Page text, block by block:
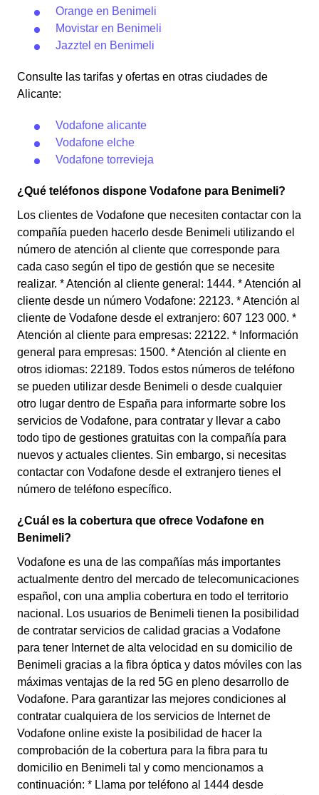
Orange en Benimeli
Movistar en Benimeli
Jazztel en Benimeli
Consulte las tarifas y ofertas en otras ciudades de
Alicante:
Vodafone alicante
Vodafone elche
Vodafone torrevieja
¿Qué teléfonos dispone Vodafone para Benimeli?
Los clientes de Vodafone que necesiten contactar con la
compañía pueden hacerlo desde Benimeli utilizando el
número de atención al cliente que corresponde para
cada caso según el tipo de gestión que se necesite
realizar. * Atención al cliente general: 1444. * Atención al
cliente desde un número Vodafone: 22123. * Atención al
cliente de Vodafone desde el extranjero: 607 123 000. *
Atención al cliente para empresas: 22122. * Información
general para empresas: 1500. * Atención al cliente en
otros idiomas: 22189. Todos estos números de teléfono
se pueden utilizar desde Benimeli o desde cualquier
otro lugar dentro de España para informarte sobre los
servicios de Vodafone, para contratar y llevar a cabo
todo tipo de gestiones gratuitas con la compañía para
nuevos y actuales clientes. Sin embargo, si necesitas
contactar con Vodafone desde el extranjero tienes el
número de teléfono específico.
¿Cuál es la cobertura que ofrece Vodafone en
Benimeli?
Vodafone es una de las compañías más importantes
actualmente dentro del mercado de telecomunicaciones
español, con una amplia cobertura en todo el territorio
nacional. Los usuarios de Benimeli tienen la posibilidad
de contratar servicios de calidad gracias a Vodafone
para tener Internet de alta velocidad en su domicilio de
Benimeli gracias a la fibra óptica y datos móviles con las
máximas ventajas de la red 5G en pleno desarrollo de
Vodafone. Para garantizar las mejores condiciones al
contratar cualquiera de los servicios de Internet de
Vodafone online existe la posibilidad de hacer la
comprobación de la cobertura para la fibra para tu
domicilio en Benimeli tal y como mencionamos a
continuación: * Llama por teléfono al 1444 desde